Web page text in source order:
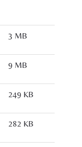
3 MB
9 MB
249 KB
282 KB